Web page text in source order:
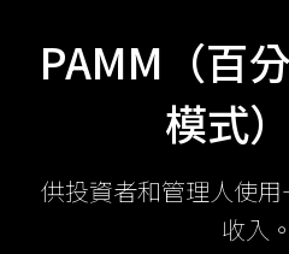
PAMM（百
模式
供投資者和管理人使
收入。